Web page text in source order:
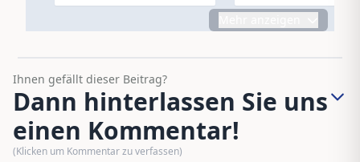
Ihnen gefällt dieser Beitrag?
Dann hinterlassen Sie uns
einen Kommentar!
(Klicken um Kommentar zu verfassen)